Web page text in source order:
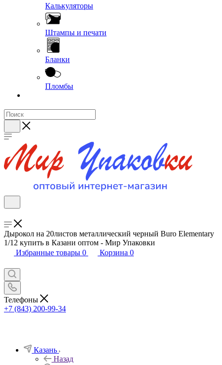
Калькуляторы
Штампы и печати
Бланки
Пломбы
Дырокол на 20листов металлический черный Buro Elementary
1/12 купить в Казани оптом - Мир Упаковки
Избранные товары 0 Корзина 0
Телефоны
+7 (843) 200-99-34
Казань
Назад